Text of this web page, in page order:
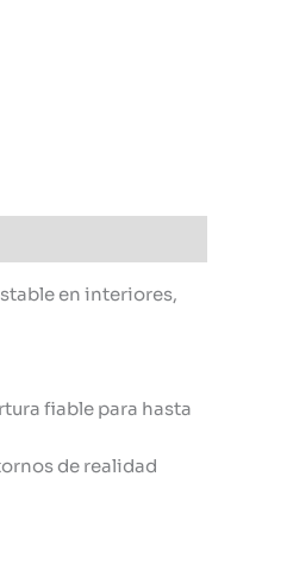
en interiores,
fiable para hasta
de realidad